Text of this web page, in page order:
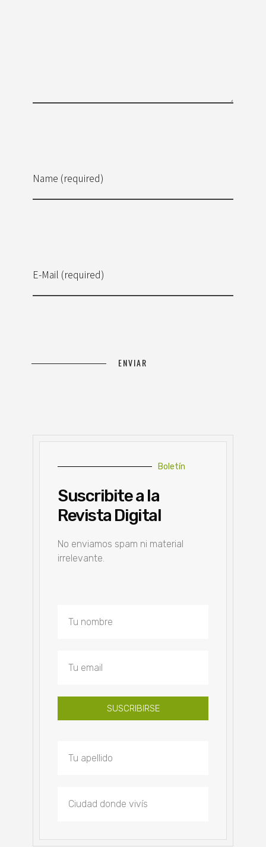
Name (required)
E-Mail (required)
Boletín
Suscribite a la
Revista Digital
No enviamos spam ni material
irrelevante.
SUSCRIBIRSE